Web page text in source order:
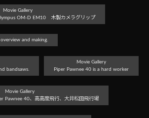
Movie Gallery
OM-D EM10 木製カメラグリップ
and making.
bandsaws.
Movie Gallery
Piper Pawnee 40 is a hard worker
Movie Gallery
Pawnee 40、高高度飛行、大井松田飛行場